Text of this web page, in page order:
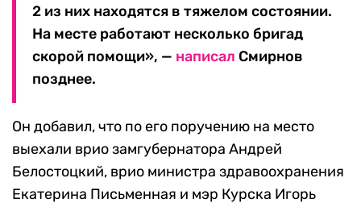
2 из них находятся в тяжелом состоянии.
На месте работают несколько бригад
скорой помощи», — написал Смирнов
позднее.
Он добавил, что по его поручению на место
выехали врио замгубернатора Андрей
Белостоцкий, врио министра здравоохранения
Екатерина Письменная и мэр Курска Игорь